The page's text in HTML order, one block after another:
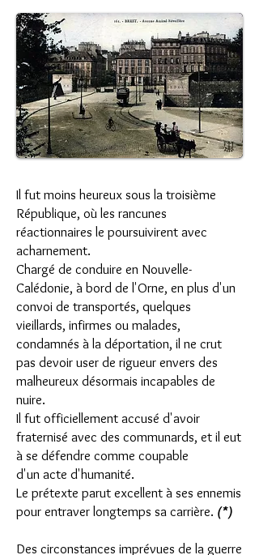
Il fut moins heureux sous la troisième
République, où les rancunes
réactionnaires le poursuivirent avec
acharnement.
Chargé de conduire en Nouvelle-
Calédonie, à bord de l'Orne, en plus d'un
convoi de transportés, quelques
vieillards, infirmes ou malades,
condamnés à la déportation, il ne crut
pas devoir user de rigueur envers des
malheureux désormais incapables de
nuire.
Il fut officiellement accusé d'avoir
fraternisé avec des communards, et il eut
à se défendre comme coupable
d'un acte d'humanité.
Le prétexte parut excellent à ses ennemis
pour entraver longtemps sa carrière. (*)
Des circonstances imprévues de la guerre